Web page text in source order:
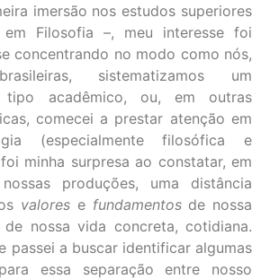
imersão nos estudos superiores
Filosofia –, meu interesse foi
concentrando no modo como nós,
sistematizamos um
tipo acadêmico, ou, em outras
comecei a prestar atenção em
(especialmente filosófica e
minha surpresa ao constatar, em
produções, uma distância
valores e fundamentosde nossa
nossa vida concreta, cotidiana.
passei a buscar identificar algumas
essa separação entre nosso